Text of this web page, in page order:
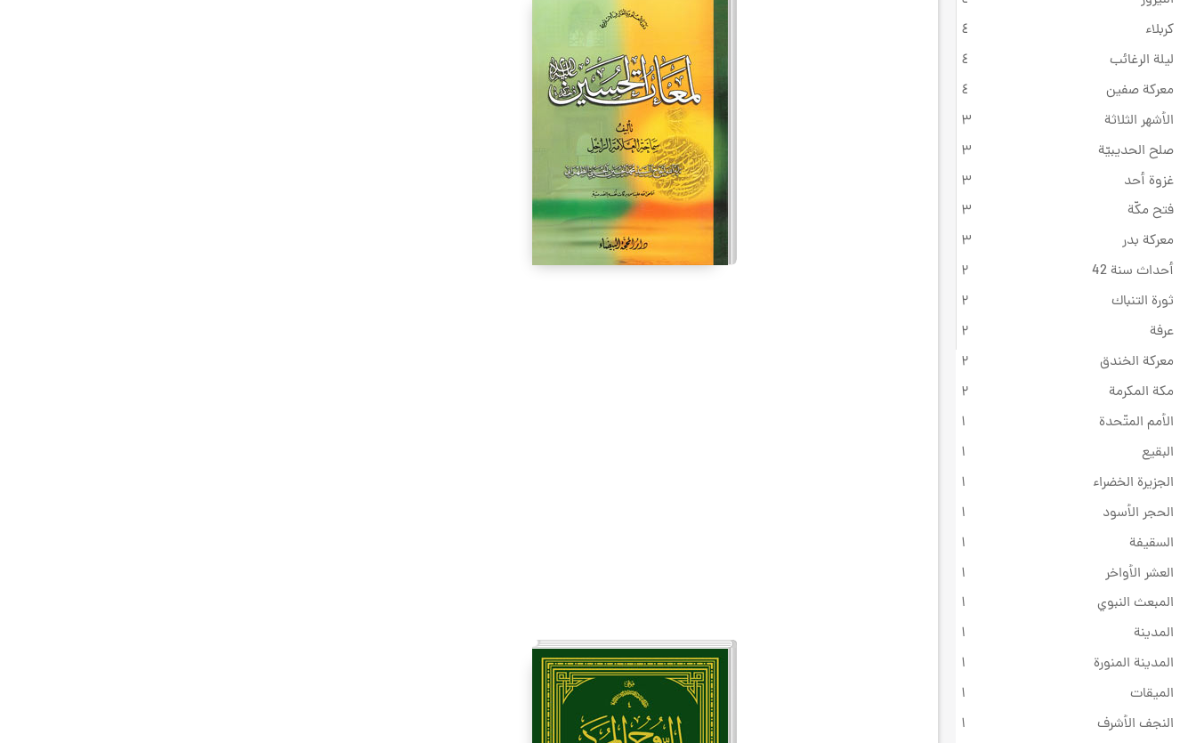
كربلاء
٤
ليلة الرغائب
٤
معركة صفين
٤
الأشهر الثلاثة
۳
صلح الحديبيّة
۳
غزوة أحد
۳
فتح مكّة
۳
معركة بدر
۳
أحداث سنة 42
۲
ثورة التنباك
۲
عرفة
۲
معركة الخندق
۲
مكة المكرمة
۲
الأمم المتّحدة
۱
البقيع
۱
الجزيرة الخضراء
۱
الحجر الأسود
۱
السقيفة
۱
العشر الأواخر
۱
المبعث النبوي
۱
المدينة
۱
المدينة المنورة
۱
الميقات
۱
النجف الأشرف
۱